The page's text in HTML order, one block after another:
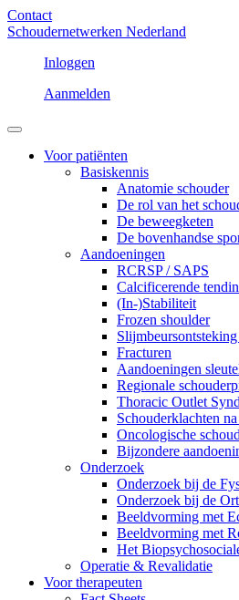
Contact
Schoudernetwerken Nederland
Inloggen
Aanmelden
Voor patiënten
Basiskennis
Anatomie schouder
De rol van het
De beweegketen
De bovenhandse
Aandoeningen
RCRSP / SAPS
Calcificerende
(In-)Stabiliteit
Frozen shoulder
Fracturen
Aandoeningen
Regionale
Thoracic Outlet
Schouderklachten
Oncologische
Bijzondere
Onderzoek
Onderzoek bij de
Onderzoek bij de
Beeldvorming met
Beeldvorming met
Het
Operatie & Revalidatie
Voor therapeuten